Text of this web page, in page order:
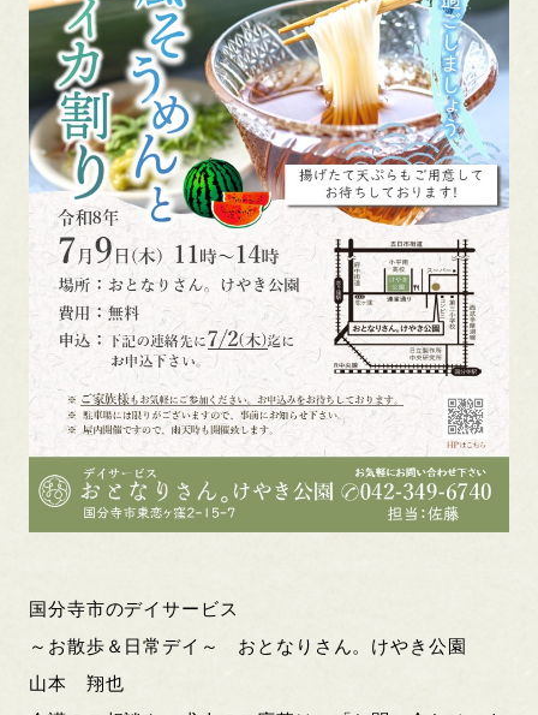
国分寺市のデイサービス
～お散歩＆日常デイ～ おとなりさん。けやき公園
山本 翔也